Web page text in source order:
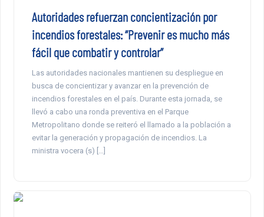
Autoridades refuerzan concientización por
incendios forestales: “Prevenir es mucho más
fácil que combatir y controlar”
Las autoridades nacionales mantienen su despliegue en
busca de concientizar y avanzar en la prevención de
incendios forestales en el país. Durante esta jornada, se
llevó a cabo una ronda preventiva en el Parque
Metropolitano donde se reiteró el llamado a la población a
evitar la generación y propagación de incendios. La
ministra vocera (s) […]